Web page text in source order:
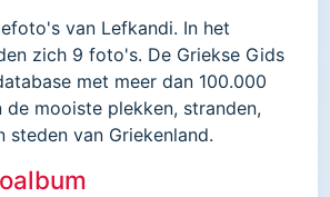
van Lefkandi. In het
zich 9 foto's. De Griekse Gids
met meer dan 100.000
mooiste plekken, stranden,
steden van Griekenland.